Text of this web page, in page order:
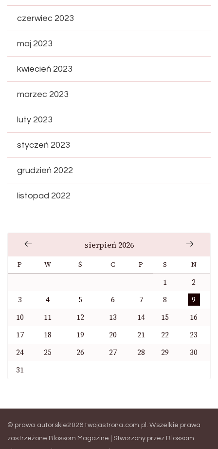
czerwiec 2023
maj 2023
kwiecień 2023
marzec 2023
luty 2023
styczeń 2023
grudzień 2022
listopad 2022
sierpień 2026
P W Ś C P S N
1
2
3
4 5 6 7 8
9
10
11 12 13 14 15
16
17
18 19 20 21 22
23
24
25 26 27 28 29
30
31
© prawa autorskie2026twojastrona.com.pl . Wszelkie prawa
zastrzeżone. Blossom Magazine | Stworzony przez Blossom